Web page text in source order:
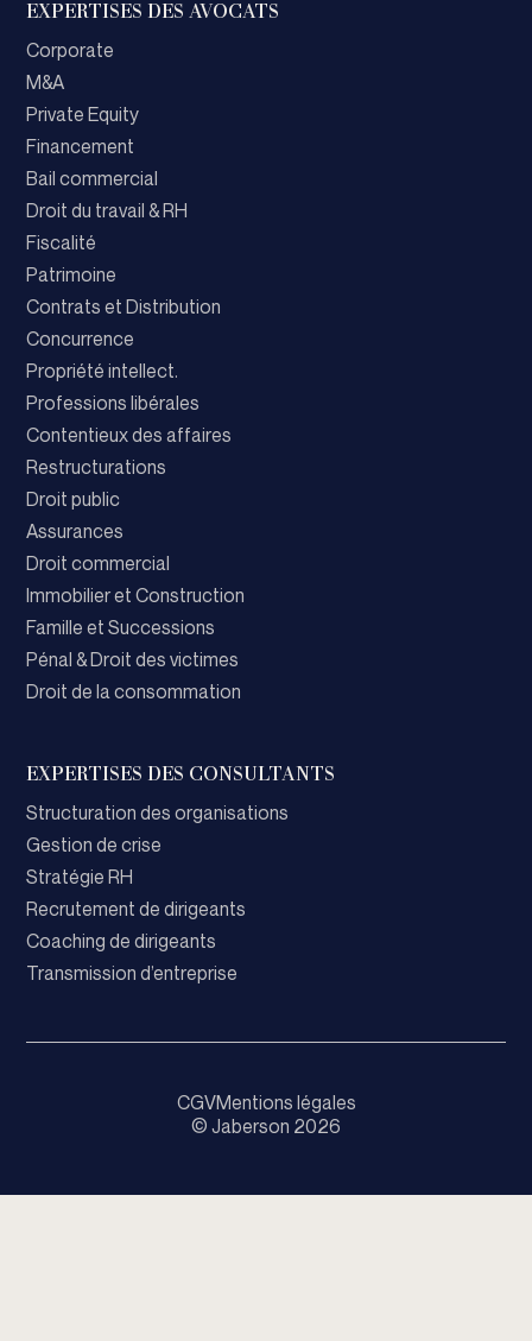
EXPERTISES DES AVOCATS
Corporate
M&A
Private Equity
Financement
Bail commercial
Droit du travail & RH
Fiscalité
Patrimoine
Contrats et Distribution
Concurrence
Propriété intellect.
Professions libérales
Contentieux des affaires
Restructurations
Droit public
Assurances
Droit commercial
Immobilier et Construction
Famille et Successions
Pénal & Droit des victimes
Droit de la consommation
EXPERTISES DES CONSULTANTS
Structuration des organisations
Gestion de crise
Stratégie RH
Recrutement de dirigeants
Coaching de dirigeants
Transmission d’entreprise
© Jaberson 2026
CGVMentions légales